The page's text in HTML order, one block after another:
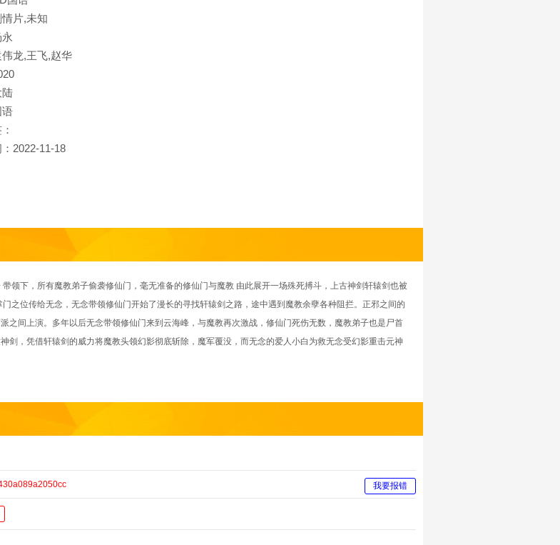
片,未知
龙,王飞,赵华
陆
语
2022-11-18
下，所有魔教弟子偷袭修仙门，毫无准备的修仙门与魔教 由此展开一场殊死搏斗，上古神剑轩辕剑也被
之位传给无念，无念带领修仙门开始了漫长的寻找轩辕剑之路，途中遇到魔教余孽各种阻拦。正邪之间的
之间上演。多年以后无念带领修仙门来到云海峰，与魔教再次激战，修仙门死伤无数，魔教弟子也是尸首
剑，凭借轩辕剑的威力将魔教头领幻影彻底斩除，魔军覆没，而无念的爱人小白为救无念受幻影重击元神
我要报错